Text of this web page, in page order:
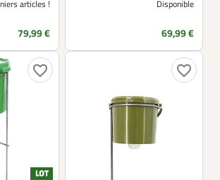
articles !
Prix
79,99 €
Disponible
Prix
69,99 €
favorite_border favorite_border